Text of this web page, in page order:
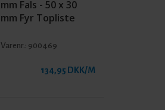
mm Fals - 50 x 30
mm Fyr Topliste
Varenr.: 900469
134,95 DKK/M